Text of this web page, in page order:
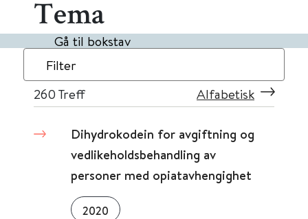
Tema
Gå til bokstav
Filter
260 Treff Alfabetisk
Dihydrokodein for avgiftning og
vedlikeholdsbehandling av
personer med opiatavhengighet
2020